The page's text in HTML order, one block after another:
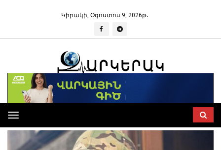
Կիրակի, Օգոստոս 9, 2026թ․
Toggle
navigation